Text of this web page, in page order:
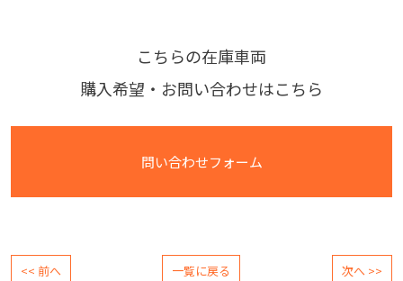
こちらの在庫車両
購入希望・お問い合わせはこちら
問い合わせフォーム
<< 前へ 一覧に戻る 次へ >>